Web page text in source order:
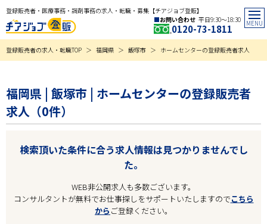
登録販売者・医療事務・調剤事務の求人・転職・募集【チアジョブ登販】
お問い合わせ 平日9:30〜18:30
0120-73-1811
登録販売者の求人・転職TOP 福岡県 飯塚市 ホームセンターの登録販売者求人
福岡県 | 飯塚市 | ホームセンターの登録販売者
求人（0件）
検索頂いた条件に合う求人情報は見つかりませんでし
た。
WEB非公開求人も多数ございます。
コンサルタントが無料でお仕事探しをサポートいたしますのでこちら
から ご登録ください。